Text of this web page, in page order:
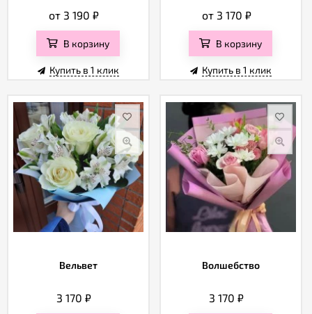
от 3 190₽
В корзину
Купить в 1 клик
от 3 170 ₽
В корзину
Купить в 1 клик
Вельвет
3 170₽
Волшебство
3 170₽